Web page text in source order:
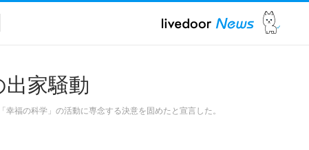
家騒動
幸福の科学」の活動に専念する決意を固めたと宣言した。